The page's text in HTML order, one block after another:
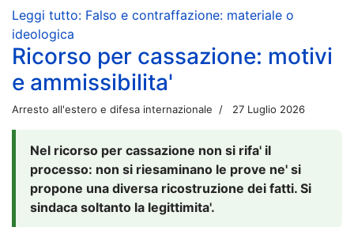
Leggi tutto: Falso e contraffazione: materiale o
ideologica
Ricorso per cassazione: motivi
e ammissibilita'
Arresto all'estero e difesa internazionale 27 Luglio 2026
Nel ricorso per cassazione non si rifa' il
processo: non si riesaminano le prove ne' si
propone una diversa ricostruzione dei fatti. Si
sindaca soltanto la legittimita'.